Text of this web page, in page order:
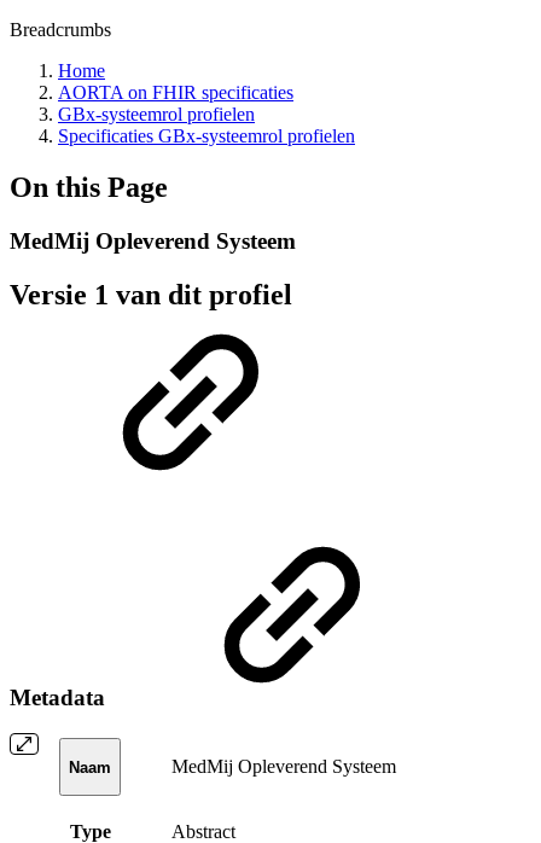
Breadcrumbs
Home
AORTA on FHIR specificaties
GBx-systeemrol profielen
Specificaties GBx-systeemrol profielen
On this Page
MedMij Opleverend Systeem
Versie 1 van dit profiel
Metadata
Naam MedMij Opleverend Systeem
Type Abstract